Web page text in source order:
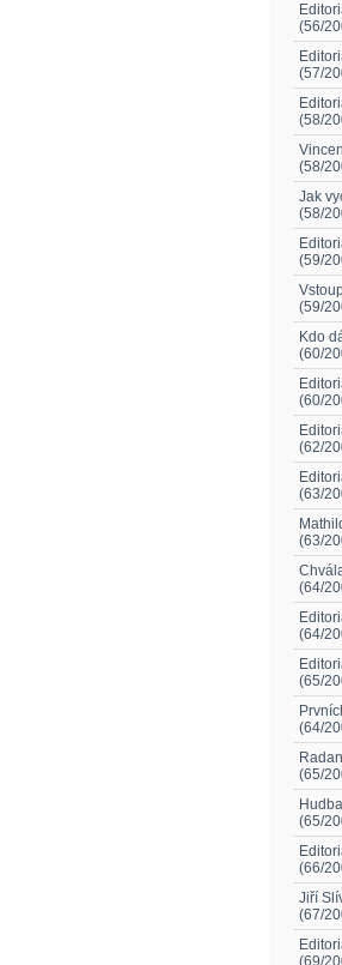
(56/
(57/
(58/
(58/
Jak
(58/
(59/
(59/
Kdo
(60/
(60/
(62/
(63/
(63/
(64/
(64/
(65/
(64/
(65/
(65/
(66/
Jiří
(67/
(69/